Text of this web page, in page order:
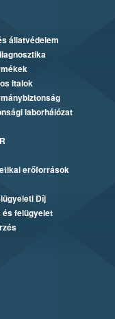
állatvédelem
italok
laborhálózat
erőforrások
Díj
és felügyelet